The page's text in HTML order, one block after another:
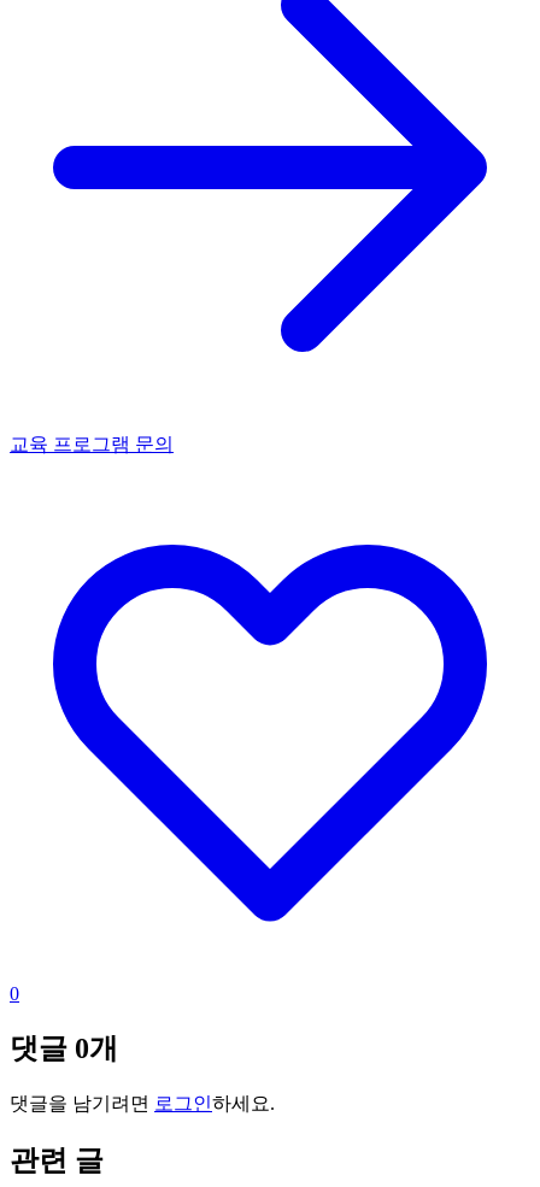
교육 프로그램 문의
0
댓글 0개
댓글을 남기려면 로그인하세요.
관련 글